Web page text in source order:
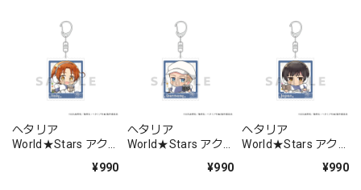
ヘタリア
World★Stars アク
(イタリア/ウィンタ
¥990
ヘタリア
World★Stars アク
(ドイツ/ウィンター
¥990
ヘタリア
World★Stars アク
(日本/ウィンターバ
¥990